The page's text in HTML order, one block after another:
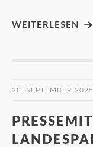
WEITERLESEN
28. SEPTEMBER 2025